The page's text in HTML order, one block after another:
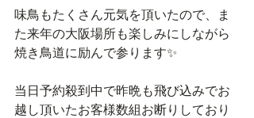
味鳥もたくさん元気を頂いたので、ま
た来年の大阪場所も楽しみにしながら
焼き鳥道に励んで参ります✨
当日予約殺到中で昨晩も飛び込みでお
越し頂いたお客様数組お断りしており